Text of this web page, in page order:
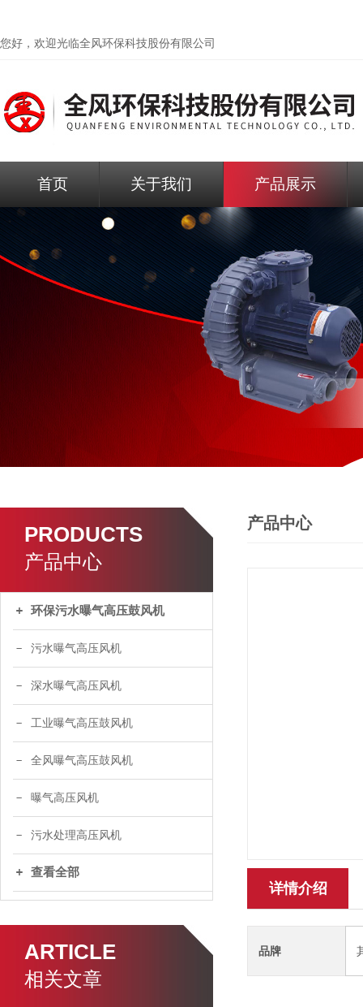
您好，欢迎光临全风环保科技股份有限公司
首页 关于我们 产品展示
PRODUCTS
产品中心
环保污水曝气高压鼓风机
污水曝气高压风机
深水曝气高压风机
工业曝气高压鼓风机
全风曝气高压鼓风机
曝气高压风机
污水处理高压风机
查看全部
ARTICLE
相关文章
产品中心
详情介绍
品牌